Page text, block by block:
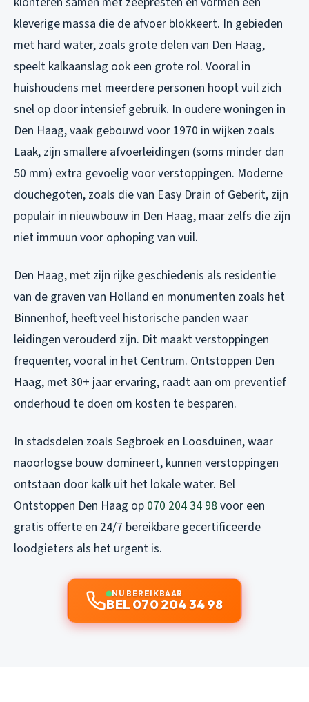
kleverige massa die de afvoer blokkeert. In gebieden
met hard water, zoals grote delen van Den Haag,
speelt kalkaanslag ook een grote rol. Vooral in
huishoudens met meerdere personen hoopt vuil zich
snel op door intensief gebruik. In oudere woningen in
Den Haag, vaak gebouwd voor 1970 in wijken zoals
Laak, zijn smallere afvoerleidingen (soms minder dan
50 mm) extra gevoelig voor verstoppingen. Moderne
douchegoten, zoals die van Easy Drain of Geberit, zijn
populair in nieuwbouw in Den Haag, maar zelfs die zijn
niet immuun voor ophoping van vuil.
Den Haag, met zijn rijke geschiedenis als residentie
van de graven van Holland en monumenten zoals het
Binnenhof, heeft veel historische panden waar
leidingen verouderd zijn. Dit maakt verstoppingen
frequenter, vooral in het Centrum. Ontstoppen Den
Haag, met 30+ jaar ervaring, raadt aan om preventief
onderhoud te doen om kosten te besparen.
In stadsdelen zoals Segbroek en Loosduinen, waar
naoorlogse bouw domineert, kunnen verstoppingen
ontstaan door kalk uit het lokale water. Bel
Ontstoppen Den Haag op 070 204 34 98voor een
gratis offerte en 24/7 bereikbare gecertificeerde
loodgieters als het urgent is.
NU BEREIKBAAR
BEL 070 204 34 98